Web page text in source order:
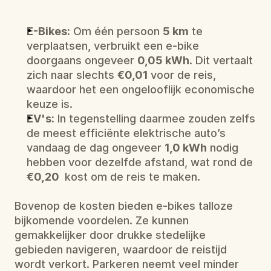
E-Bikes: Om één persoon 5 km te
verplaatsen, verbruikt een e-bike
doorgaans ongeveer 0,05 kWh. Dit vertaalt
zich naar slechts €0,01 voor de reis,
waardoor het een ongelooflijk economische
keuze is.
EV's: In tegenstelling daarmee zouden zelfs
de meest efficiënte elektrische auto’s
vandaag de dag ongeveer 1,0 kWh nodig
€0,20 kost om de reis te maken.
Bovenop de kosten bieden e-bikes talloze
bijkomende voordelen. Ze kunnen
gemakkelijker door drukke stedelijke
gebieden navigeren, waardoor de reistijd
wordt verkort. Parkeren neemt veel minder